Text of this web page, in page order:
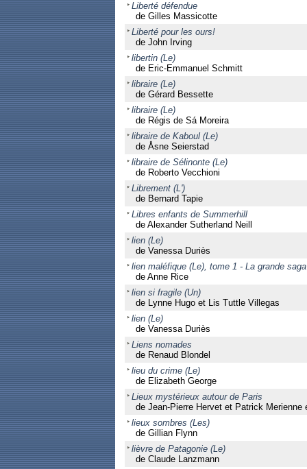
Liberté défendue
de Gilles Massicotte
Liberté pour les ours!
de John Irving
libertin (Le)
de Eric-Emmanuel Schmitt
libraire (Le)
de Gérard Bessette
libraire (Le)
de Régis de Sá Moreira
libraire de Kaboul (Le)
de Åsne Seierstad
libraire de Sélinonte (Le)
de Roberto Vecchioni
Librement (L')
de Bernard Tapie
Libres enfants de Summerhill
de Alexander Sutherland Neill
lien (Le)
de Vanessa Duriès
lien maléfique (Le), tome 1 - La grande
de Anne Rice
lien si fragile (Un)
de Lynne Hugo et Lis Tuttle Villegas
lien (Le)
de Vanessa Duriès
Liens nomades
de Renaud Blondel
lieu du crime (Le)
de Elizabeth George
Lieux mystérieux autour de Paris
de Jean-Pierre Hervet et Patrick Merienne
lieux sombres (Les)
de Gillian Flynn
lièvre de Patagonie (Le)
de Claude Lanzmann